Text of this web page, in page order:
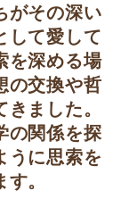
がその深い
して愛して
を深める場
の交換や哲
ました。
の関係を探
うに思索を
。